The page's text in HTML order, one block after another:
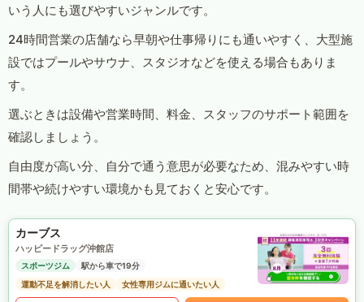
いう人にも選びやすいジャンルです。
24時間営業の店舗なら早朝や仕事帰りにも通いやすく、大型施
設ではプールやサウナ、スタジオなどを使える場合もありま
す。
選ぶときは設備や営業時間、料金、スタッフのサポート範囲を
確認しましょう。
自由度が高い分、自分で通う意思が必要なため、混みやすい時
間帯や続けやすい環境かも見ておくと安心です。
カーブス
ハッピードラッグ沖館店
スポーツジム
駅から車で19分
運動不足を解消したい人
女性専用ジムに通いたい人